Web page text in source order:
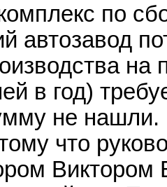
по
автозавод
на
в год)
не
что